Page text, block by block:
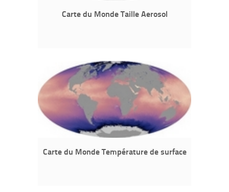
Carte du Monde Taille Aerosol
Carte du Monde Température de surface